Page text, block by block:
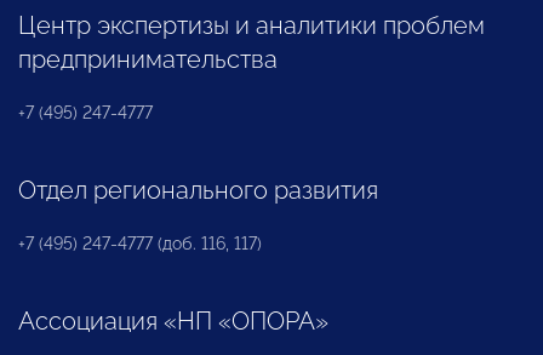
Центр экспертизы и аналитики проблем
предпринимательства
+7 (495) 247-4777
Отдел регионального развития
+7 (495) 247-4777 (доб. 116, 117)
Ассоциация «НП «ОПОРА»